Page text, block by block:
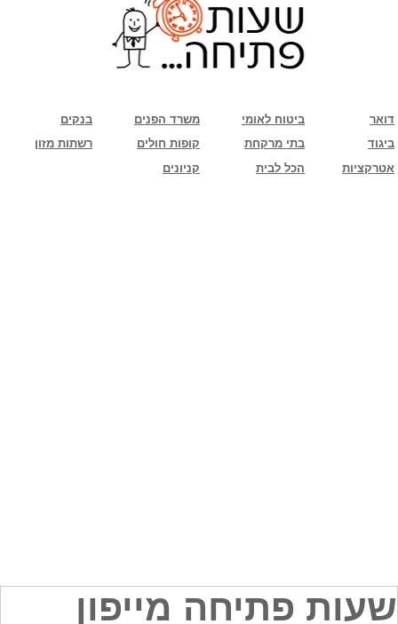
בנקים משרד הפנים ביטוח לאומי
דואר
רשתות מזון
קופות חולים בתי מרקחת
ביגוד
קניונים
הכל לבית אטרקציות
שעות פתיחה מייפון